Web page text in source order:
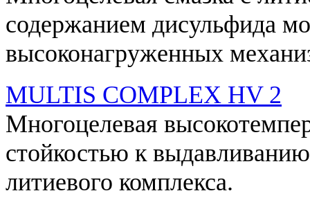
содержанием дисульфида
высоконагруженных
MULTIS COMPLEX HV 2
Многоцелевая
стойкостью к
литиевого комплекса.